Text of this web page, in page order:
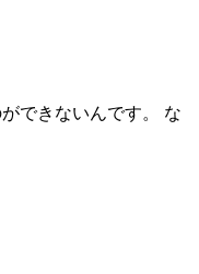
できないんです。 な